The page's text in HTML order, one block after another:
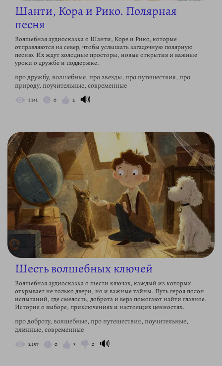
Шанти, Кора и Рико. Полярная
песня
Волшебная аудиосказка о Шанти, Коре и Рико, которые
отправляются на север, чтобы услышать загадочную полярную
песню. Их ждут холодные просторы, новые открытия и важные
уроки о дружбе и поддержке.
про дружбу, волшебные, про звезды, про путешествия, про
природу, поучительные, современные
1 141 0 2 🔊
Шесть волшебных ключей
Волшебная аудиосказка о шести ключах, каждый из которых
открывает не только двери, но и важные тайны. Путь героя полон
испытаний, где смелость, доброта и вера помогают найти главное.
История о выборе, приключениях и настоящих ценностях.
про доброту, волшебные, про путешествия, поучительные,
длинные, современные
2 157 0 3 2 🔊